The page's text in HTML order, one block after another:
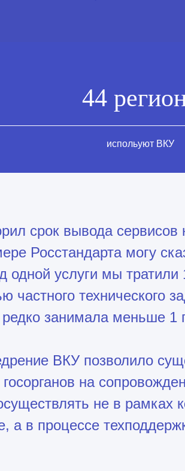
44
испольуют ВКУ
срок вывода сервисов
Росстандарта могу
одной услуги мы тратили
частного технического
занимала меньше 1
ВКУ позволило
на
не в рамках
а в процессе